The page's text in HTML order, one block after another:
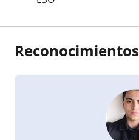
Reconocimientos